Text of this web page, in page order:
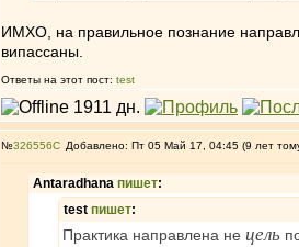
ИМХО, на правильное познание
випассаны.
Ответы на этот пост: test
№326556 Добавлено: Пт 05 Май 17, 04:45 (9 лет
Antaradhana пишет:
test пишет:
Практика направлена не цель